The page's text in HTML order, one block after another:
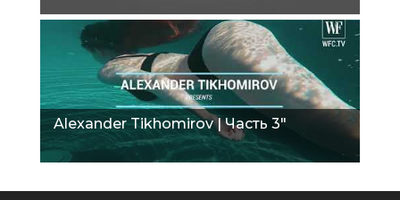
Alexander Tikhomirov | Часть 3"